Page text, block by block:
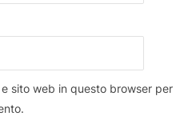
sito web in questo browser per